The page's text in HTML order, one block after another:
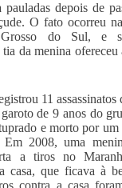
depois de
O fato ocorreu
do Sul, e
da menina ofereceu
11 assassinatos
de 9 anos do
e morto por um
2008, uma
a tiros no
casa, que ficava à
contra a casa